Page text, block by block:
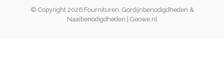
© Copyright 2026 Fournituren, Gordijnbenodigdheden &
Naaibenodigdheden | Geowe.nl